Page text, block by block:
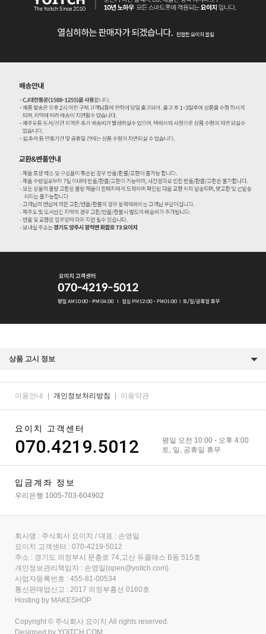
상품 고시 정보
이용안내 개인정보처리방침 이용약관
요이치 고객센터
070.4219.5012
평일 오전 10:00 - 오후 4:00
토, 일, 공휴일 휴무
입금계좌 정보
우리은행 1005-703-604902
회사명 : 주식회사 요이치 / 대표 : 손영일
요이치 고객센터 : 070-4219-5012
주소 : 경기도 의정부시 문충로 74,고산 듀클래스 B동 515호
개인정보관리책임자 : 손영일(open@yoitch.com)
사업자등록번호 : 455-81-00534
통신판매업신고 : 2017 의정부흥선 0160호
Hosting by MAKESHOP
Copyright © 주식회사 요이치 All rights reserved.
Designed by YOITCH.COM